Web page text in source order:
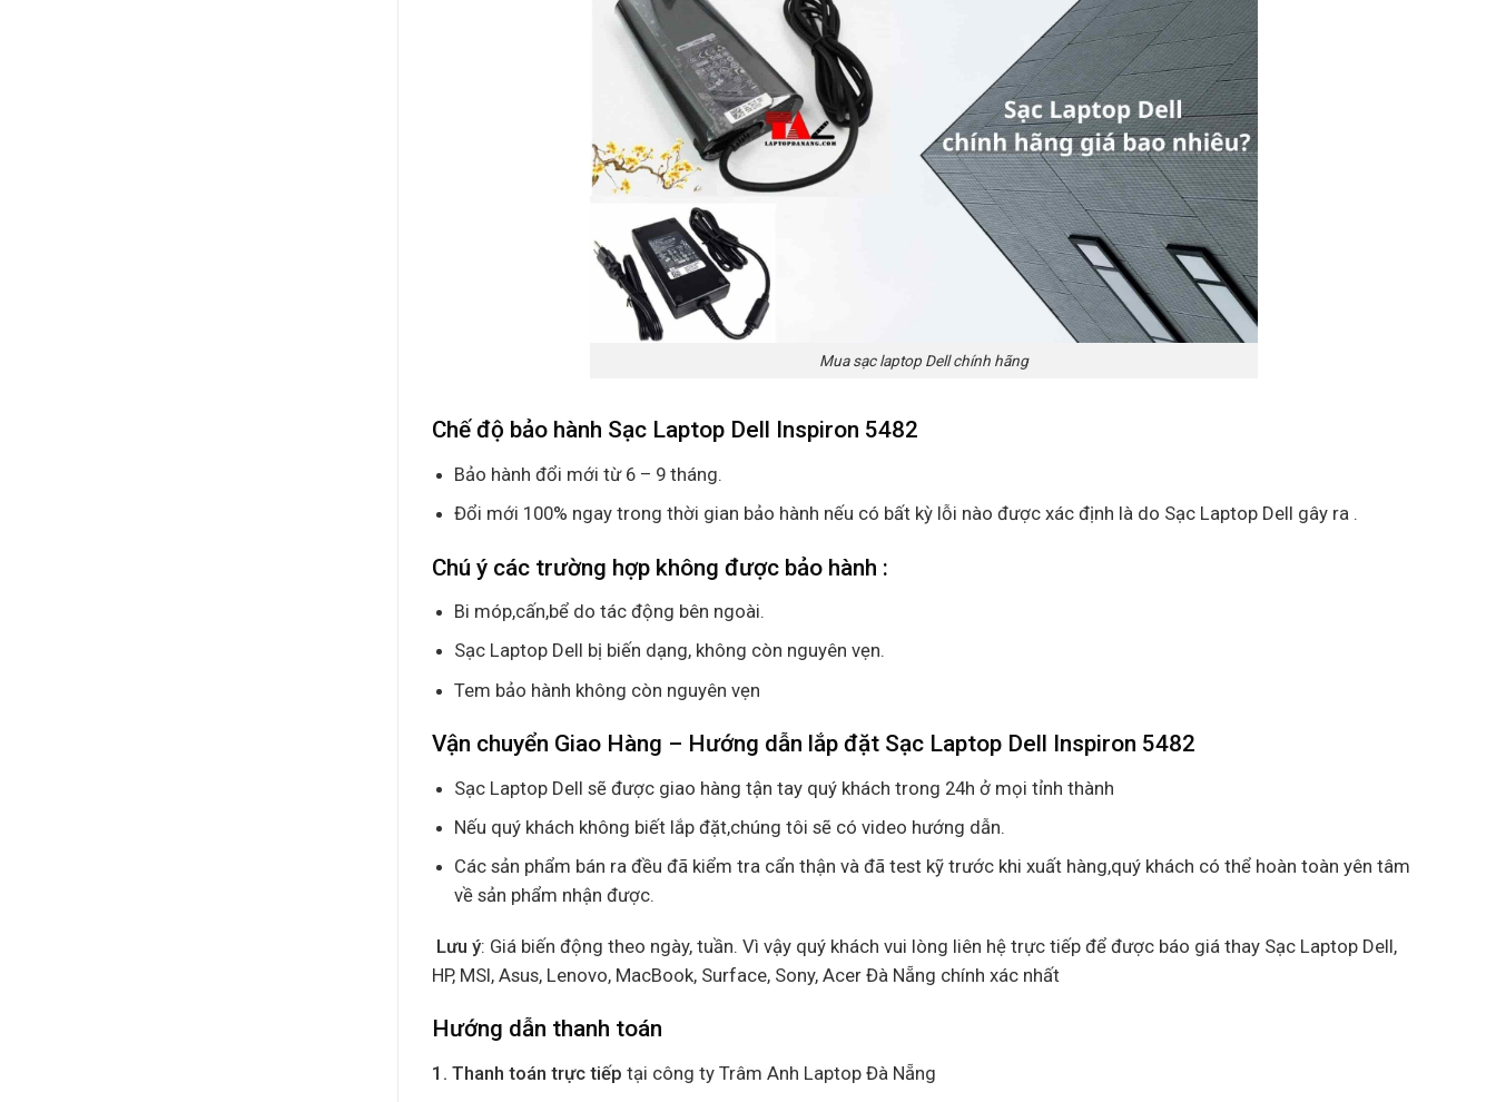
Mua sạc laptop Dell chính hãng
Chế độ bảo hành Sạc Laptop Dell Inspiron 5482
Bảo hành đổi mới từ 6 – 9 tháng.
Đổi mới 100% ngay trong thời gian bảo hành nếu có bất kỳ lỗi nào được xác định là do Sạc Laptop Dell gây ra .
Chú ý các trường hợp không được bảo hành :
Bi móp,cấn,bể do tác động bên ngoài.
Sạc Laptop Dell bị biến dạng, không còn nguyên vẹn.
Tem bảo hành không còn nguyên vẹn
Vận chuyển Giao Hàng – Hướng dẫn lắp đặt Sạc Laptop Dell Inspiron 5482
Sạc Laptop Dell sẽ được giao hàng tận tay quý khách trong 24h ở mọi tỉnh thành
Nếu quý khách không biết lắp đặt,chúng tôi sẽ có video hướng dẫn.
Các sản phẩm bán ra đều đã kiểm tra cẩn thận và đã test kỹ trước khi xuất hàng,quý khách có thể hoàn toàn yên tâm
về sản phẩm nhận được.
Lưu ý: Giá biến động theo ngày, tuần. Vì vậy quý khách vui lòng liên hệ trực tiếp để được báo giá thay Sạc Laptop Dell,
HP, MSI, Asus, Lenovo, MacBook, Surface, Sony, Acer Đà Nẵng chính xác nhất
Hướng dẫn thanh toán
1. Thanh toán trực tiếp tại công ty Trâm Anh Laptop Đà Nẵng